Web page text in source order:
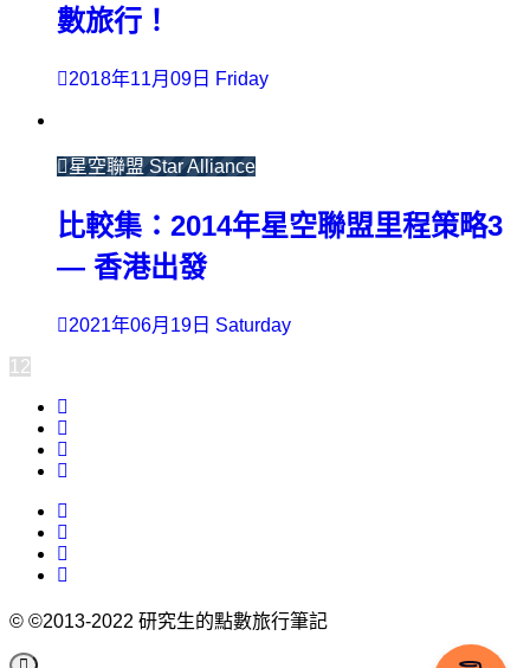
數旅行！
2018年11月09日 Friday
星空聯盟 Star Alliance
比較集：2014年星空聯盟里程策略3
— 香港出發
2021年06月19日 Saturday
1 2
© ©2013-2022 研究生的點數旅行筆記